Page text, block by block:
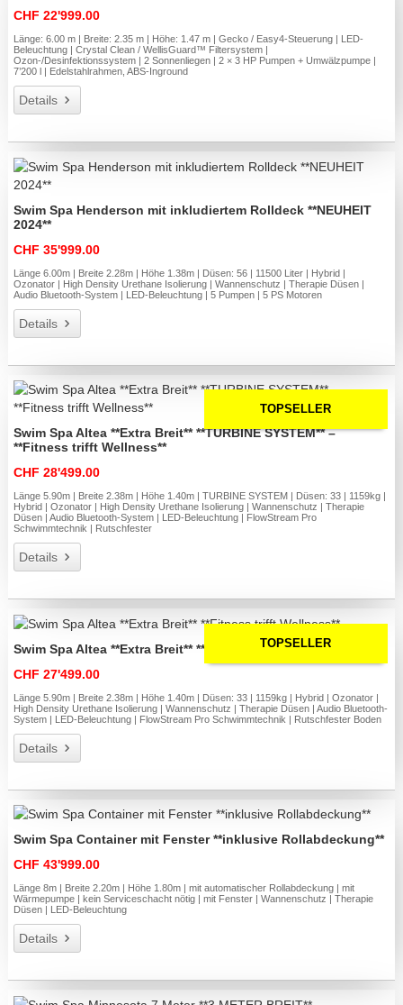
CHF 22'999.00
Länge: 6.00 m | Breite: 2.35 m | Höhe: 1.47 m | Gecko / Easy4-Steuerung | LED-
Beleuchtung | Crystal Clean / WellisGuard™ Filtersystem |
Ozon-/Desinfektionssystem | 2 Sonnenliegen | 2 × 3 HP Pumpen + Umwälzpumpe |
7’200 l | Edelstahlrahmen, ABS-Inground
Details
Swim Spa Henderson mit inkludiertem Rolldeck **NEUHEIT
2024**
CHF 35'999.00
Länge 6.00m | Breite 2.28m | Höhe 1.38m | Düsen: 56 | 11500 Liter | Hybrid |
Ozonator | High Density Urethane Isolierung | Wannenschutz | Therapie Düsen |
Audio Bluetooth-System | LED-Beleuchtung | 5 Pumpen | 5 PS Motoren
Details
TOPSELLER
Swim Spa Altea **Extra Breit** **TURBINE SYSTEM** –
**Fitness trifft Wellness**
CHF 28'499.00
Länge 5.90m | Breite 2.38m | Höhe 1.40m | TURBINE SYSTEM | Düsen: 33 | 1159kg |
Hybrid | Ozonator | High Density Urethane Isolierung | Wannenschutz | Therapie
Düsen | Audio Bluetooth-System | LED-Beleuchtung | FlowStream Pro
Schwimmtechnik | Rutschfester
Details
TOPSELLER
Swim Spa Altea **Extra Breit** **Fitness trifft Wellness**
CHF 27'499.00
Länge 5.90m | Breite 2.38m | Höhe 1.40m | Düsen: 33 | 1159kg | Hybrid | Ozonator |
High Density Urethane Isolierung | Wannenschutz | Therapie Düsen | Audio Bluetooth-
System | LED-Beleuchtung | FlowStream Pro Schwimmtechnik | Rutschfester Boden
Details
Swim Spa Container mit Fenster **inklusive Rollabdeckung**
CHF 43'999.00
Länge 8m | Breite 2.20m | Höhe 1.80m | mit automatischer Rollabdeckung | mit
Wärmepumpe | kein Serviceschacht nötig | mit Fenster | Wannenschutz | Therapie
Düsen | LED-Beleuchtung
Details